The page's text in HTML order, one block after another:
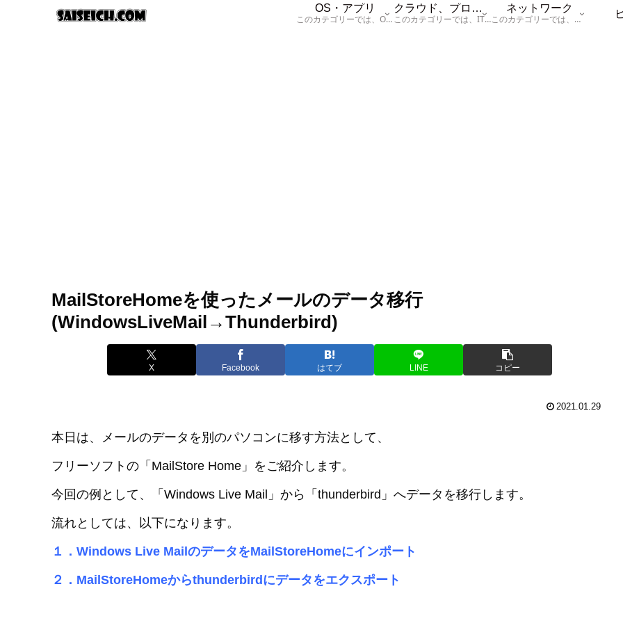
OS・アプリ
このカテゴリーでは、OSに関する情報を記載しています。
クラウド、プログラム
このカテゴリーでは、ITに関する基本的な情報として「ハードウェア、「サーバー」、「データベース、「ネットワーク」、「セキュリティ」、「プログラム」に関する情報を記載しています。
ネットワーク
このカテゴリーでは、「ネットワーク」に関する情報を記載しています。
MailStoreHomeを使ったメールのデータ移行
(WindowsLiveMail→Thunderbird)
X Facebook はてブ LINE コピー
2021.01.29
本日は、メールのデータを別のパソコンに移す方法として、
フリーソフトの「MailStore Home」をご紹介します。
今回の例として、「Windows Live Mail」から「thunderbird」へデータを移行します。
流れとしては、以下になります。
１．Windows Live MailのデータをMailStoreHomeにインポート
２．MailStoreHomeからthunderbirdにデータをエクスポート